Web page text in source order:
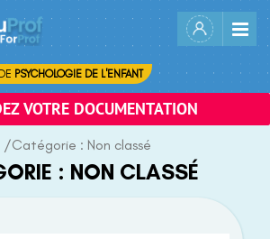
PSYCHOLOGIE DE L'ENFANT
VOTRE DOCUMENTATION
/Catégorie : Non classé
: NON CLASSÉ